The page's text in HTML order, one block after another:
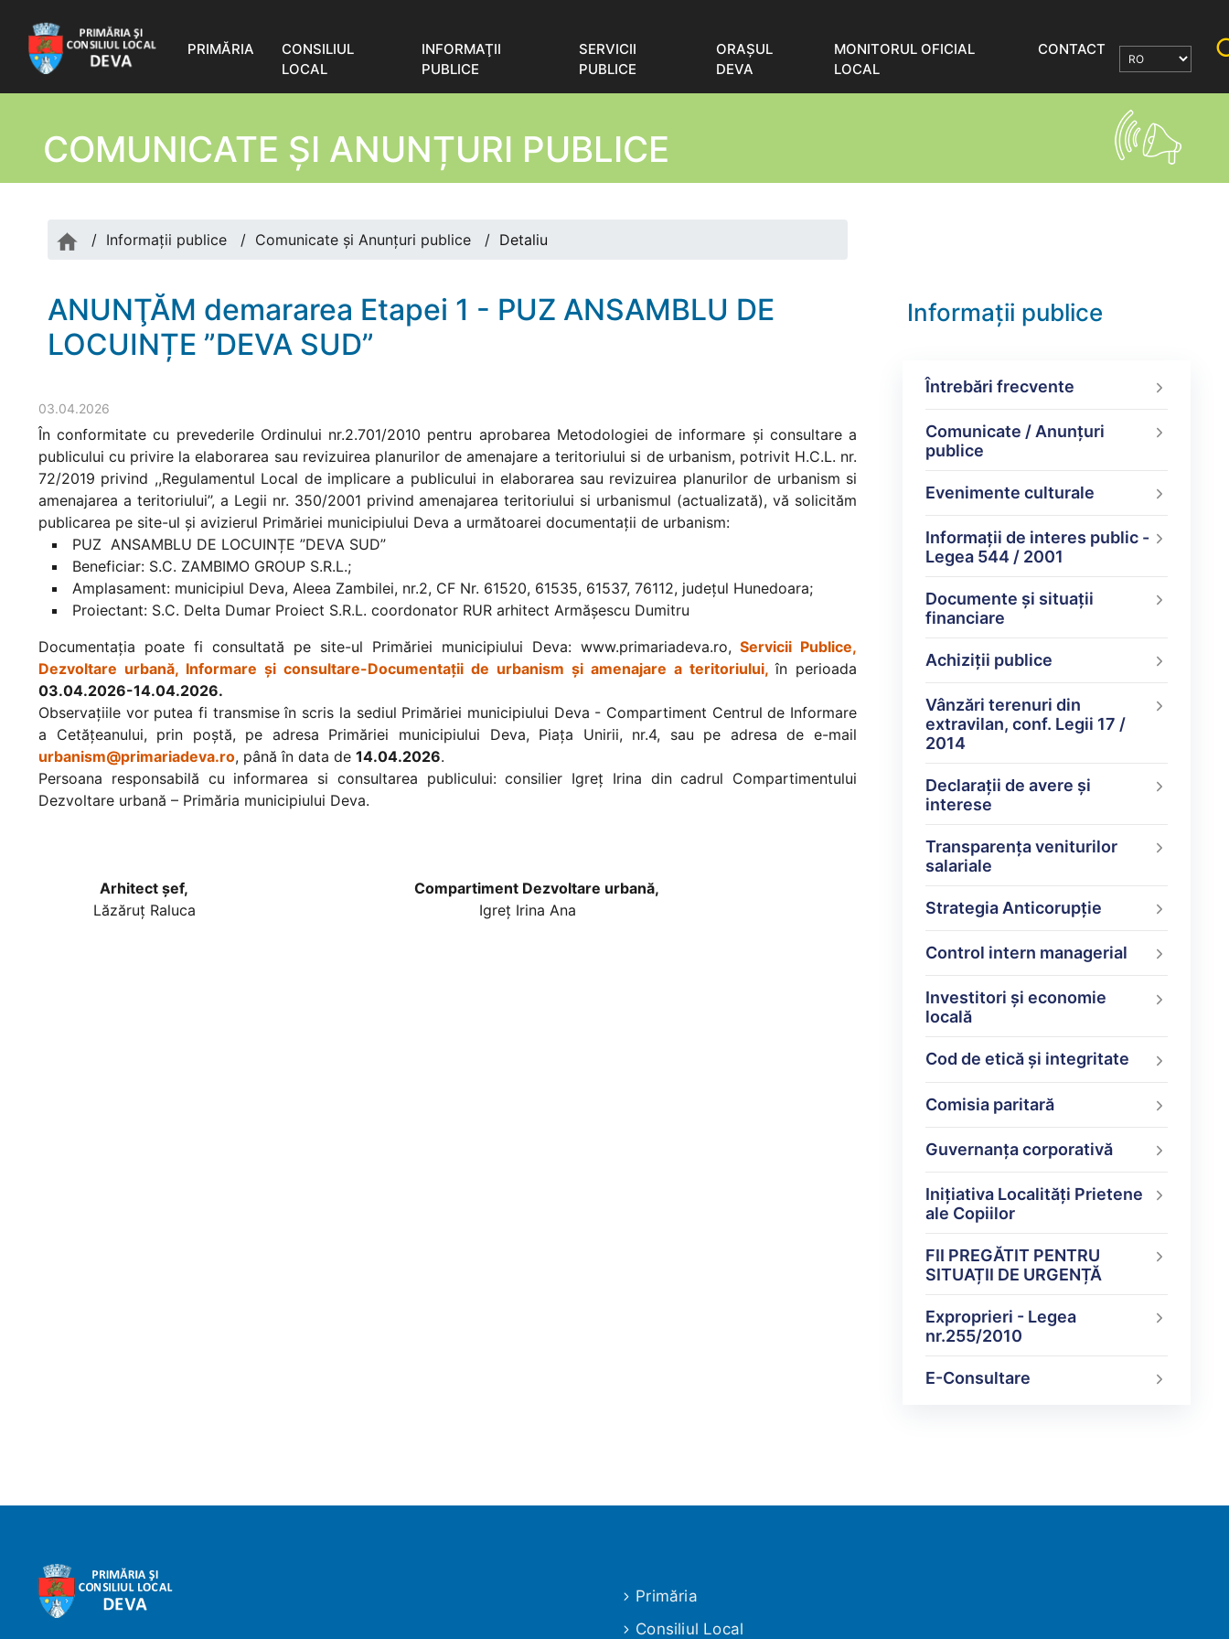
PRIMĂRIA
CONSILIUL
LOCAL
INFORMAŢII
PUBLICE
SERVICII
PUBLICE
ORAŞUL
DEVA
MONITORUL OFICIAL
LOCAL
CONTACT
COMUNICATE ŞI ANUNȚURI PUBLICE
/ Informații publice / Comunicate şi Anunțuri publice / Detaliu
ANUNŢĂM demararea Etapei 1 - PUZ ANSAMBLU DE
LOCUINȚE ”DEVA SUD”
03.04.2026
În conformitate cu prevederile Ordinului nr.2.701/2010 pentru aprobarea Metodologiei de informare şi consultare a
publicului cu privire la elaborarea sau revizuirea planurilor de amenajare a teritoriului si de urbanism, potrivit H.C.L. nr.
72/2019 privind ,,Regulamentul Local de implicare a publicului in elaborarea sau revizuirea planurilor de urbanism si
amenajarea a teritoriului’’, a Legii nr. 350/2001 privind amenajarea teritoriului si urbanismul (actualizată), vă solicităm
publicarea pe site-ul şi avizierul Primăriei municipiului Deva a următoarei documentaţii de urbanism:
PUZ ANSAMBLU DE LOCUINȚE ”DEVA SUD”
Beneficiar: S.C. ZAMBIMO GROUP S.R.L.;
Amplasament: municipiul Deva, Aleea Zambilei, nr.2, CF Nr. 61520, 61535, 61537, 76112, judeţul Hunedoara;
Proiectant: S.C. Delta Dumar Proiect S.R.L. coordonator RUR arhitect Armășescu Dumitru
Documentaţia poate fi consultată pe site-ul Primăriei municipiului Deva: www.primariadeva.ro, Servicii Publice,
Dezvoltare urbană, Informare şi consultare-Documentaţii de urbanism şi amenajare a teritoriului, în perioada
03.04.2026-14.04.2026.
Observaţiile vor putea fi transmise în scris la sediul Primăriei municipiului Deva - Compartiment Centrul de Informare
a Cetăţeanului, prin poştă, pe adresa Primăriei municipiului Deva, Piaţa Unirii, nr.4, sau pe adresa de e-mail
urbanism@primariadeva.ro, până în data de 14.04.2026.
Persoana responsabilă cu informarea si consultarea publicului: consilier Igreţ Irina din cadrul Compartimentului
Dezvoltare urbană – Primăria municipiului Deva.
Arhitect şef,
Compartiment Dezvoltare urbană,
Lăzăruţ Raluca Igreţ Irina Ana
Informații publice
Întrebări frecvente
Comunicate / Anunțuri
publice
Evenimente culturale
Informații de interes public -
Legea 544 / 2001
Documente şi situaţii
financiare
Achiziții publice
Vânzări terenuri din
extravilan, conf. Legii 17 /
2014
Declarații de avere şi
interese
Transparența veniturilor
salariale
Strategia Anticorupție
Control intern managerial
Investitori și economie
locală
Cod de etică și integritate
Comisia paritară
Guvernanța corporativă
Inițiativa Localități Prietene
ale Copiilor
FII PREGĂTIT PENTRU
SITUAȚII DE URGENȚĂ
Exproprieri - Legea
nr.255/2010
E-Consultare
Primăria
Consiliul Local